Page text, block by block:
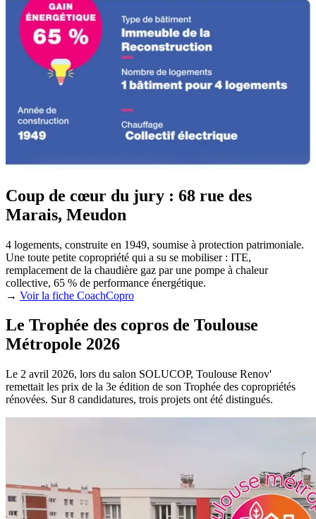
Coup de cœur du jury : 68 rue des
Marais, Meudon
4 logements, construite en 1949, soumise à protection patrimoniale.
Une toute petite copropriété qui a su se mobiliser : ITE,
remplacement de la chaudière gaz par une pompe à chaleur
collective, 65 % de performance énergétique.
→ Voir la fiche CoachCopro
Le Trophée des copros de Toulouse
Métropole 2026
Le 2 avril 2026, lors du salon SOLUCOP, Toulouse Renov'
remettait les prix de la 3e édition de son Trophée des copropriétés
rénovées. Sur 8 candidatures, trois projets ont été distingués.